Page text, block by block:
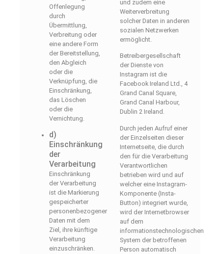
Offenlegung
durch
Übermittlung,
Verbreitung oder
eine andere Form
der Bereitstellung,
den Abgleich
oder die
Verknüpfung, die
Einschränkung,
das Löschen
oder die
Vernichtung.
d)
Einschränkung
der
Verarbeitung
Einschränkung
der Verarbeitung
ist die Markierung
gespeicherter
personenbezogener
Daten mit dem
Ziel, ihre künftige
Verarbeitung
einzuschränken.
und zudem eine
Weiterverbreitung
solcher Daten in anderen
sozialen Netzwerken
ermöglicht.
Betreibergesellschaft
der Dienste von
Instagram ist die
Facebook Ireland Ltd., 4
Grand Canal Square,
Grand Canal Harbour,
Dublin 2 Ireland.
Durch jeden Aufruf einer
der Einzelseiten dieser
Internetseite, die durch
den für die Verarbeitung
Verantwortlichen
betrieben wird und auf
welcher eine Instagram-
Komponente (Insta-
Button) integriert wurde,
wird der Internetbrowser
auf dem
informationstechnologischen
System der betroffenen
Person automatisch